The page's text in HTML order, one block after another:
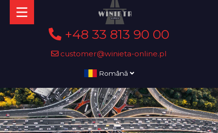
+48 33 813 90 00
customer@winieta-online.pl
Română